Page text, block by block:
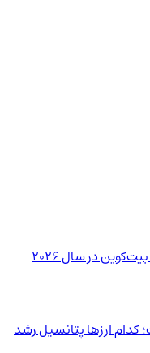
در سال 2026
کدام ارزها پتانسیل رشد